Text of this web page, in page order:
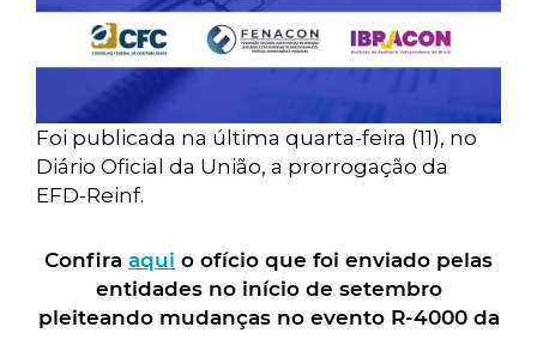
Foi publicada na última quarta-feira (11), no
Diário Oficial da União, a prorrogação da
EFD-Reinf.
Confira aqui o ofício que foi enviado pelas
entidades no início de setembro
pleiteando mudanças no evento R-4000 da